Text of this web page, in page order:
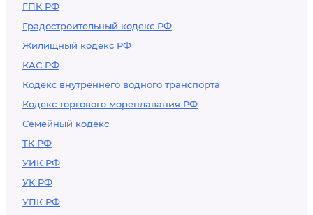
ГПК РФ
Градостроительный кодекс РФ
Жилищный кодекс РФ
КАС РФ
Кодекс внутреннего водного транспорта
Кодекс торгового мореплавания РФ
Семейный кодекс
ТК РФ
УИК РФ
УК РФ
УПК РФ